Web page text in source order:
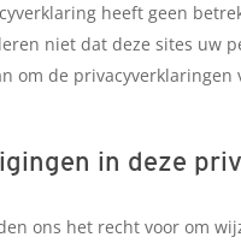
heeft geen
niet dat deze sites uw
om de privacyverklaringen
in deze
ons het recht voor om